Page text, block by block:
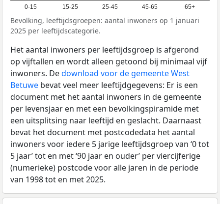
0-15 15-25 25-45 45-65 65+
Bevolking, leeftijdsgroepen: aantal inwoners op 1 januari
2025 per leeftijdscategorie.
Het aantal inwoners per leeftijdsgroep is afgerond
op vijftallen en wordt alleen getoond bij minimaal vijf
inwoners. Dedownload voor de gemeente West
Betuwe bevat veel meer leeftijdgegevens: Er is een
document met het aantal inwoners in de gemeente
per levensjaar en met een bevolkingspiramide met
een uitsplitsing naar leeftijd en geslacht. Daarnaast
bevat het document met postcodedata het aantal
inwoners voor iedere 5 jarige leeftijdsgroep van ‘0 tot
5 jaar’ tot en met ‘90 jaar en ouder’ per viercijferige
(numerieke) postcode voor alle jaren in de periode
van 1998 tot en met 2025.